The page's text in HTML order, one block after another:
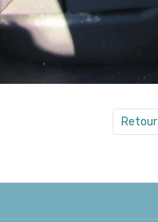
Retour